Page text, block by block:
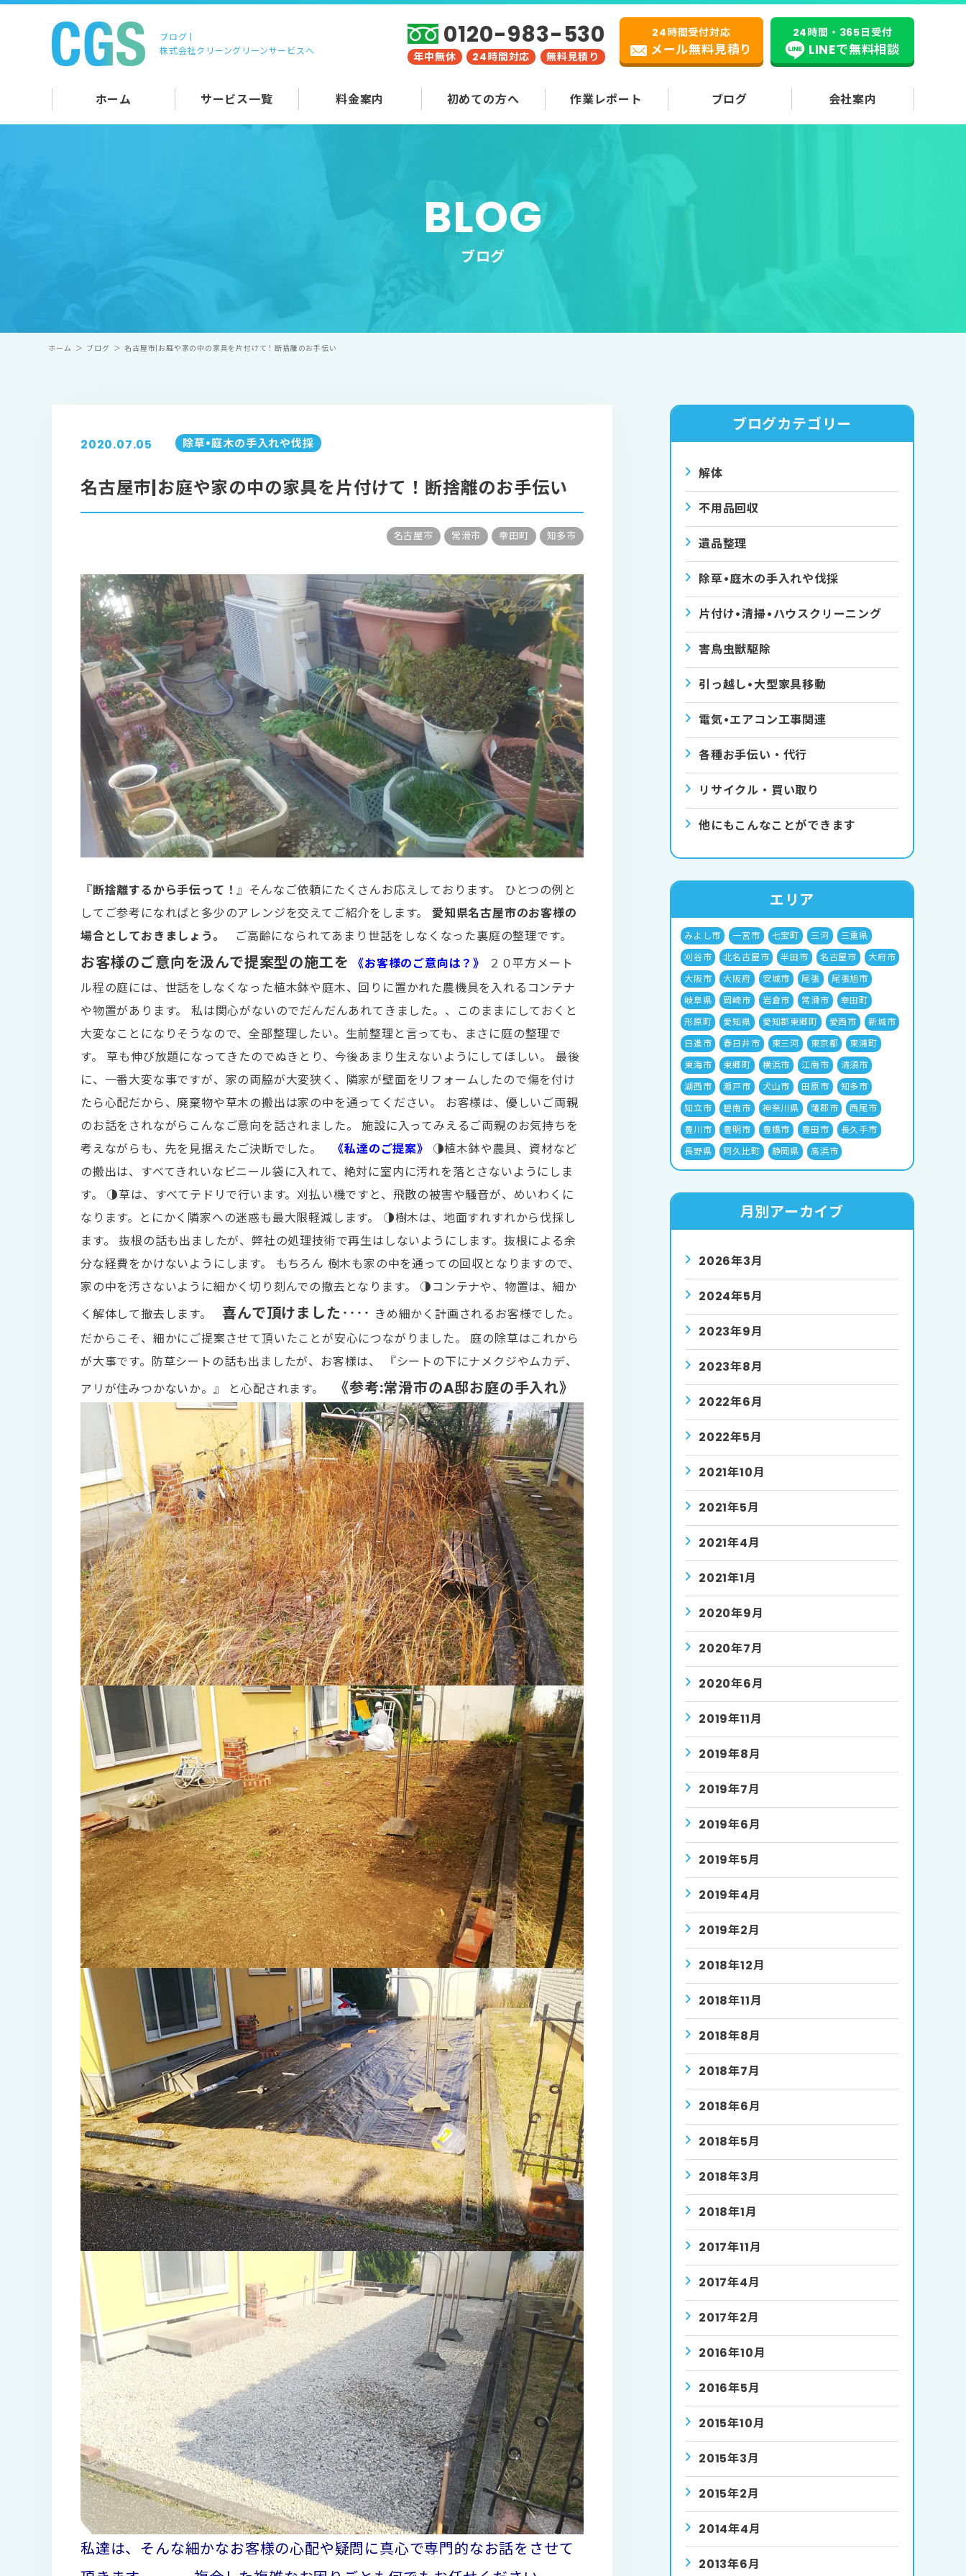
ブログ |
株式会社クリーングリーンサービスへ
24時間・365日受付
LINEで無料相談
24時間受付対応
メール無料見積り
0120-983-530
年中無休 24時間対応 無料見積り
ホーム サービス一覧 料金案内 初めての方へ 作業レポート ブログ 会社案内
BLOG
ブログ
ホーム ＞ ブログ ＞ 名古屋市|お庭や家の中の家具を片付けて！断捨離のお手伝い
2020.07.05 除草•庭⽊の⼿⼊れや伐採
名古屋市|お庭や家の中の家具を片付けて！断捨離のお手伝い
名古屋市 常滑市 幸田町 知多市
『断捨離するから手伝って！』そんなご依頼にたくさんお応えしております。 ひとつの例と
してご参考になればと多少のアレンジを交えてご紹介をします。 愛知県名古屋市のお客様の
場合としておきましょう。
ご高齢になられてあまり世話をしなくなった裏庭の整理です。
お客様のご意向を汲んで提案型の施工を 《お客様のご意向は？》
２０平方メート
ル程の庭には、世話をしなくなった植木鉢や庭木、回りに置かれた農機具を入れるコンテナ
や物置があります。 私は関心がないのでだんだんあれてきました。、このままにしておくと
大変なことになりそうなので、全部整理したい。生前整理と言っても、まさに庭の整理で
す。 草も伸び放題になってきたのでぬきとり、今後あまり生えないようにしてほしい。 最後
に、一番大変な事ですが、家の両脇が大変狭く、隣家が壁面をリフォームしたので傷を付け
たら心配だから、廃棄物や草木の搬出は家の中を通ってください。 お客様は、優しいご両親
のお話をされながらこんなご意向を話されました。 施設に入ってみえるご両親のお気持ちを
考えながらも、先を見据えたご決断でした。
《私達のご提案》
◑植木鉢や農具、資材など
の搬出は、すべてきれいなビニール袋に入れて、絶対に室内に汚れを落とさないようにしま
す。 ◑草は、すべてテドリで行います。刈払い機ですと、飛散の被害や騒音が、めいわくに
なります。とにかく隣家への迷惑も最大限軽減します。 ◑樹木は、地面すれすれから伐採し
ます。 抜根の話も出ましたが、弊社の処理技術で再生はしないようにします。抜根による余
分な経費をかけないようにします。 もちろん 樹木も家の中を通っての回収となりますので、
家の中を汚さないように細かく切り刻んでの撤去となります。 ◑コンテナや、物置は、細か
く解体して撤去します。喜んで頂けました‥‥ きめ細かく計画されるお客様でした。
だからこそ、細かにご提案させて頂いたことが安心につながりました。 庭の除草はこれから
が大事です。防草シートの話も出ましたが、お客様は、 『シートの下にナメクジやムカデ、
アリが住みつかないか。』 と心配されます。
《参考:常滑市のA邸お庭の手入れ》
私達は、そんな細かなお客様の心配や疑問に真心で専門的なお話をさせて
ブログカテゴリー
解体
不用品回収
遺品整理
除草•庭⽊の⼿⼊れや伐採
⽚付け•清掃•ハウスクリーニング
害⿃⾍獣駆除
引っ越し•⼤型家具移動
電気•エアコン⼯事関連
各種お手伝い・代行
リサイクル・買い取り
他にもこんなことができます
エリア
みよし市 一宮市 七宝町 三河
三重県
刈谷市
北名古屋市 半田市 名古屋市
大府市
大阪市
大阪府 安城市 尾張
尾張旭市
岐阜県
岡崎市 岩倉市 常滑市
幸田町
形原町
愛知県 愛知郡東郷町 愛西市
新城市
日進市
春日井市 東三河 東京都
東浦町
東海市
東郷町 横浜市 江南市
清須市
湖西市
瀬戸市 犬山市 田原市
知多市
知立市
碧南市 神奈川県 蒲郡市
西尾市
豊川市
豊明市 豊橋市 豊田市
長久手市
長野県
阿久比町 静岡県 高浜市
月別アーカイブ
2026年3月
2024年5月
2023年9月
2023年8月
2022年6月
2022年5月
2021年10月
2021年5月
2021年4月
2021年1月
2020年9月
2020年7月
2020年6月
2019年11月
2019年8月
2019年7月
2019年6月
2019年5月
2019年4月
2019年2月
2018年12月
2018年11月
2018年8月
2018年7月
2018年6月
2018年5月
2018年3月
2018年1月
2017年11月
2017年4月
2017年2月
2016年10月
2016年5月
2015年10月
2015年3月
2015年2月
2014年4月
2013年6月